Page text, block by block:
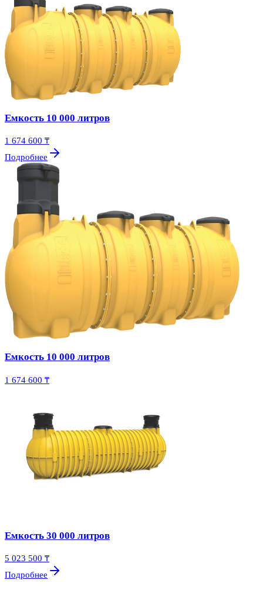
Емкость 10 000 литров
1 674 600 ₸
Подробнее
Емкость 10 000 литров
1 674 600 ₸
Емкость 30 000 литров
5 023 500 ₸
Подробнее